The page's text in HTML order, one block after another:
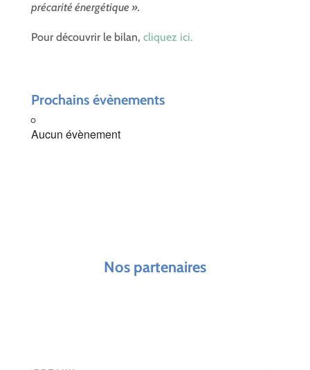
précarité énergétique ».
Pour découvrir le bilan, cliquez ici.
Prochains évènements
Aucun évènement
Nos partenaires